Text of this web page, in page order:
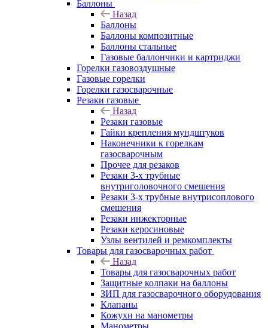
Баллоны
Назад
Баллоны
Баллоны композитные
Баллоны стальные
Газовые баллончики и картриджи
Горелки газовоздушные
Газовые горелки
Горелки газосварочные
Резаки газовые
Назад
Резаки газовые
Гайки крепления мундштуков
Наконечники к горелкам
газосварочным
Прочее для резаков
Резаки 3-х трубные
внутриголовочного смешения
Резаки 3-х трубные внутрисоплового
смешения
Резаки инжекторные
Резаки керосиновые
Узлы вентилей и ремкомплекты
Товары для газосварочных работ
Назад
Товары для газосварочных работ
Защитные колпаки на баллоны
ЗИП для газосварочного оборудования
Клапаны
Кожухи на манометры
Манометры